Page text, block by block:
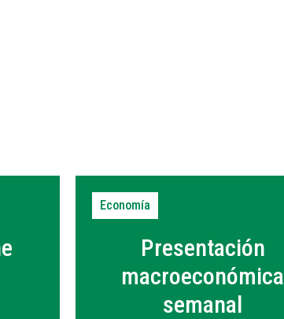
Economía
Presentación
macroeconómica
semanal